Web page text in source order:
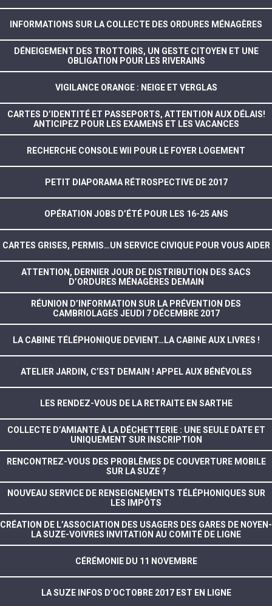
INFORMATIONS SUR LA COLLECTE DES ORDURES MÉNAGÈRES
DÉNEIGEMENT DES TROTTOIRS, UN GESTE CITOYEN ET UNE
OBLIGATION POUR LES RIVERAINS
VIGILANCE ORANGE : NEIGE ET VERGLAS
CARTES D’IDENTITÉ ET PASSEPORTS, ATTENTION AUX DÉLAIS!
ANTICIPEZ POUR LES EXAMENS ET LES VACANCES
RECHERCHE CONSOLE WII POUR LE FOYER LOGEMENT
PETIT DIAPORAMA RÉTROSPECTIVE DE 2017
OPÉRATION JOBS D’ÉTÉ POUR LES 16-25 ANS
CARTES GRISES, PERMIS…UN SERVICE CIVIQUE POUR VOUS AIDER
ATTENTION, DERNIER JOUR DE DISTRIBUTION DES SACS
D’ORDURES MÉNAGÈRES DEMAIN
RÉUNION D’INFORMATION SUR LA PRÉVENTION DES
CAMBRIOLAGES JEUDI 7 DÉCEMBRE 2017
LA CABINE TÉLÉPHONIQUE DEVIENT…LA CABINE AUX LIVRES !
ATELIER JARDIN, C’EST DEMAIN ! APPEL AUX BÉNÉVOLES
LES RENDEZ-VOUS DE LA RETRAITE EN SARTHE
COLLECTE D’AMIANTE À LA DÉCHETTERIE : UNE SEULE DATE ET
UNIQUEMENT SUR INSCRIPTION
RENCONTREZ-VOUS DES PROBLÈMES DE COUVERTURE MOBILE
SUR LA SUZE ?
NOUVEAU SERVICE DE RENSEIGNEMENTS TÉLÉPHONIQUES SUR
LES IMPÔTS
CRÉATION DE L’ASSOCIATION DES USAGERS DES GARES DE NOYEN-
LA SUZE-VOIVRES INVITATION AU COMITÉ DE LIGNE
CÉRÉMONIE DU 11 NOVEMBRE
LA SUZE INFOS D’OCTOBRE 2017 EST EN LIGNE